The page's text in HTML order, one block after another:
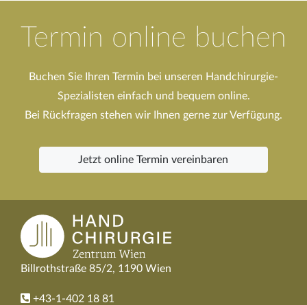
Termin online buchen
Buchen Sie Ihren Termin bei unseren Handchirurgie-
Spezialisten einfach und bequem online.
Bei Rückfragen stehen wir Ihnen gerne zur Verfügung.
Jetzt online Termin vereinbaren
Billrothstraße 85/2, 1190 Wien
+43-1-402 18 81